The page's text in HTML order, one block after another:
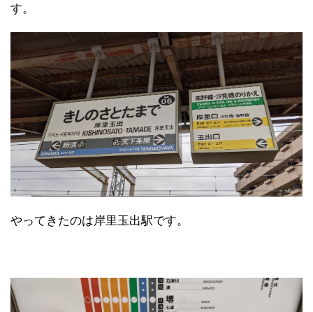
す。
やってきたのは岸里玉出駅です。